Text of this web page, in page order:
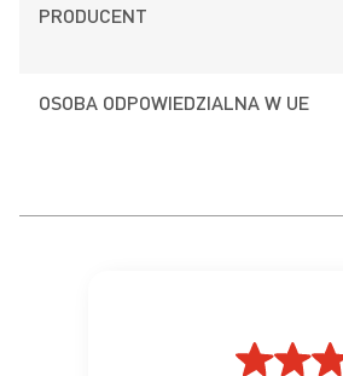
PRODUCENT
OSOBA ODPOWIEDZIALNA W UE